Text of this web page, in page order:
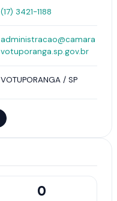
(17) 3421-1188
administracao@camara
votuporanga.sp.gov.br
VOTUPORANGA / SP
0